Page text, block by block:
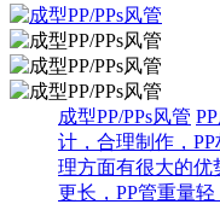
成型PP/PPs风管
计，合理制作，
理方面有很大的优
更长，PP管重量